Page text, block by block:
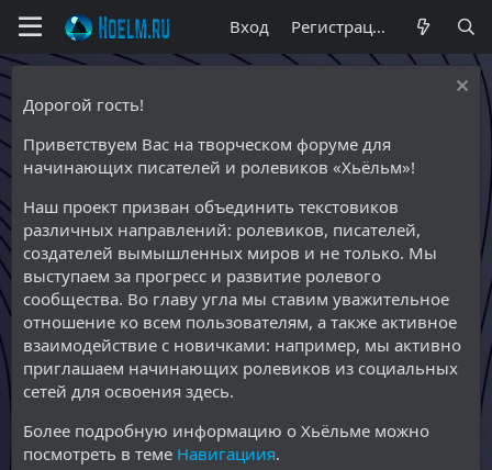
Вход Регистрация
Дорогой гость!
Приветствуем Вас на творческом форуме для
начинающих писателей и ролевиков «Хьёльм»!
Наш проект призван объединить текстовиков
различных направлений: ролевиков, писателей,
создателей вымышленных миров и не только. Мы
выступаем за прогресс и развитие ролевого
сообщества. Во главу угла мы ставим уважительное
отношение ко всем пользователям, а также активное
взаимодействие с новичками: например, мы активно
приглашаем начинающих ролевиков из социальных
сетей для освоения здесь.
Более подробную информацию о Хьёльме можно
посмотреть в теме Навигациия.